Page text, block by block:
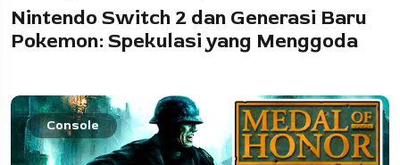
Nintendo Switch 2 dan Generasi Baru
Pokemon: Spekulasi yang Menggoda
Console